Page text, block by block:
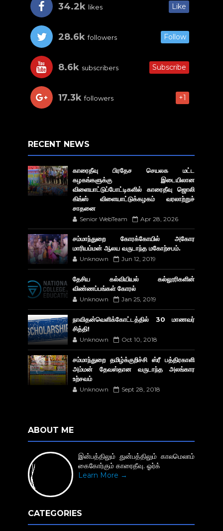
34.2k likes Like
28.6k followers Follow
8.6k subscribers Subscribe
17.3k followers +1
RECENT NEWS
காரைதீவு பிரதேச செயலக மட்ட
கழகங்களுக்கு இடையிலான
விளையாட்டுப்போட்டிகளில் காரைதீவு ஜொலி
கிங்ஸ் விளையாட்டுக்கழகம் வரலாற்றுச்
சாதனை
Senior WebTeam Apr 28, 2026
சம்மாந்துறை கோரக்கோயில் அகோர​
மாரியம்மன் ஆலய வருடாந்த மகோற்சபம்.
Unknown Jun 12, 2019
தேசிய கல்வியியல் கல்லூரிகளின்
விண்ணப்பங்கள் கோரல்
Unknown Jan 25, 2019
நாவிதன்வெளிக்கோட்டத்தில் 30 மாணவர்
சித்தி!
Unknown Oct 10, 2018
சம்மாந்துறை தமிழ்க்குறிச்சி ஸ்ரீ பத்திரகாளி
அம்மன் தேவஸ்தான வருடாந்த அலங்கார
உற்சவம்
Unknown Sept 28, 2018
ABOUT ME
இன்பத்திலும் துன்பத்திலும் காலமெலாம்
கைகோர்கும் காரைதீவு. ஓர்க்
Learn More →
CATEGORIES